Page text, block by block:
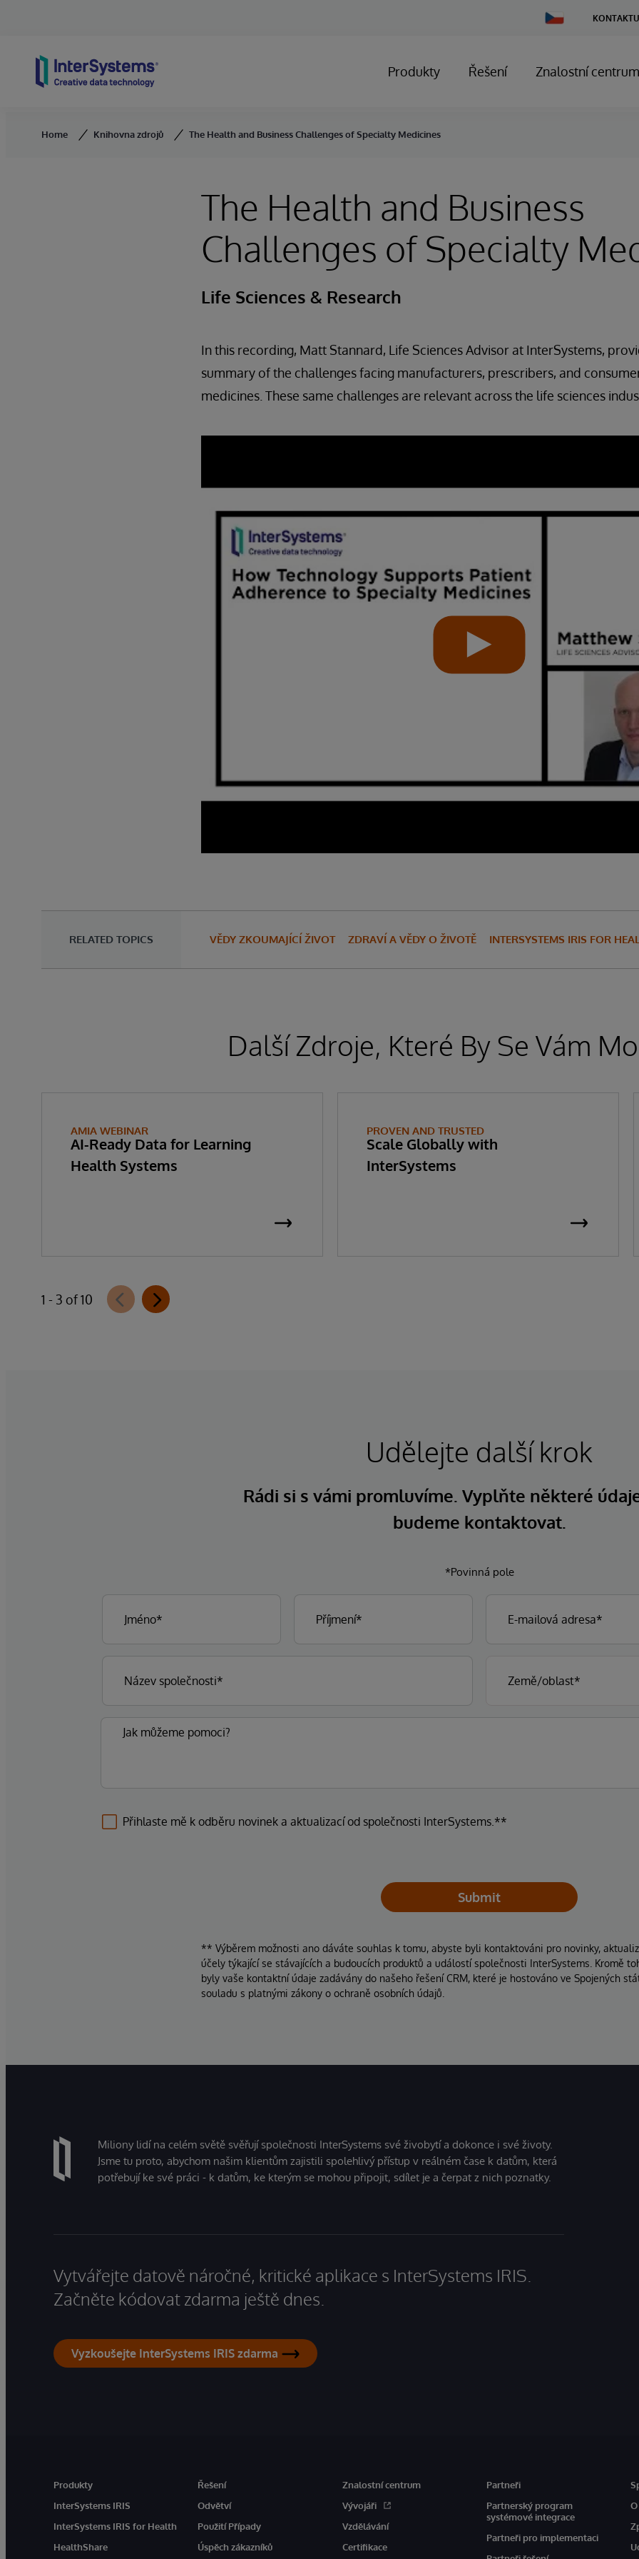
Change
Country
Produkty Řešení Znalostní centrum
Home Knihovna zdrojů The Health and Business Challenges of Specialty Medicines
The Health and Business
Challenges of Specialty
Life Sciences & Research
In this recording, Matt Stannard, Life Sciences Advisor at InterSystems,
summary of the challenges facing manufacturers, prescribers, and
medicines. These same challenges are relevant across the life sciences
RELATED TOPICS VĚDY ZKOUMAJÍCÍ ŽIVOT ZDRAVÍ A VĚDY O ŽIVOTĚ INTERSYSTEMS IRIS FOR
Další Zdroje, Které By Se Vám
AMIA WEBINAR
AI-Ready Data for Learning
Health Systems
PROVEN AND TRUSTED
Scale Globally with
InterSystems
1 - 3 of 10
Udělejte další krok
Rádi si s vámi promluvíme. Vyplňte některé
budeme kontaktovat.
*Povinná pole
Přihlaste mě k odběru novinek a aktualizací od společnosti InterSystems.**
Submit
** Výběrem možnosti ano dáváte souhlas k tomu, abyste byli kontaktováni pro novinky,
účely týkající se stávajících a budoucích produktů a událostí společnosti InterSystems. Kromě
byly vaše kontaktní údaje zadávány do našeho řešení CRM, které je hostováno ve Spojených
souladu s platnými zákony o ochraně osobních údajů.
Miliony lidí na celém světě svěřují společnosti InterSystems své živobytí a dokonce i své životy.
Jsme tu proto, abychom našim klientům zajistili spolehlivý přístup v reálném čase k datům, která
potřebují ke své práci - k datům, ke kterým se mohou připojit, sdílet je a čerpat z nich poznatky.
Vytvářejte datově náročné, kritické aplikace s InterSystems IRIS.
Začněte kódovat zdarma ještě dnes.
Vyzkoušejte InterSystems IRIS zdarma
Produkty
InterSystems IRIS
InterSystems IRIS for Health
HealthShare
Řešení
Odvětví
Použití Případy
Úspěch zákazníků
Znalostní centrum
Vývojáři
Vzdělávání
Certifikace
Partneři
Partnerský program
systémové integrace
Partneři pro implementaci